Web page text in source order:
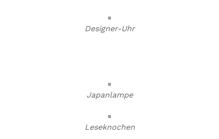
Designer-Uhr
Japanlampe
Leseknochen